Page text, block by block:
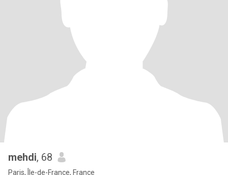
mehdi, 68
Paris, Île-de-France, France